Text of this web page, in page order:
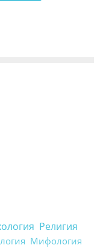
Религия
Мифология